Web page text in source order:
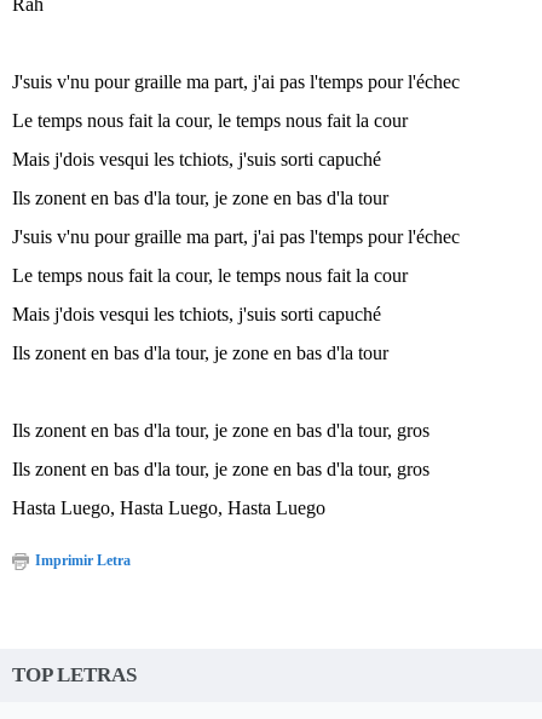
Rah
J'suis v'nu pour graille ma part, j'ai pas l'temps pour l'échec
Le temps nous fait la cour, le temps nous fait la cour
Mais j'dois vesqui les tchiots, j'suis sorti capuché
Ils zonent en bas d'la tour, je zone en bas d'la tour
J'suis v'nu pour graille ma part, j'ai pas l'temps pour l'échec
Le temps nous fait la cour, le temps nous fait la cour
Mais j'dois vesqui les tchiots, j'suis sorti capuché
Ils zonent en bas d'la tour, je zone en bas d'la tour
Ils zonent en bas d'la tour, je zone en bas d'la tour, gros
Ils zonent en bas d'la tour, je zone en bas d'la tour, gros
Hasta Luego, Hasta Luego, Hasta Luego
Imprimir Letra
TOP LETRAS